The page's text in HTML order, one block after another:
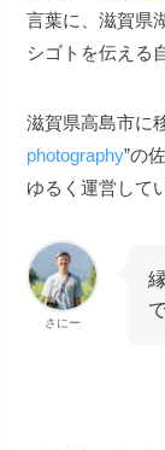
言葉に、滋賀県
シゴトを伝える
滋賀県高島市に
photography”の
ゆるく運営して
さにー